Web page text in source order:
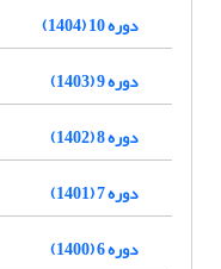
دوره 10 (1404)
دوره 9 (1403)
دوره 8 (1402)
دوره 7 (1401)
دوره 6 (1400)